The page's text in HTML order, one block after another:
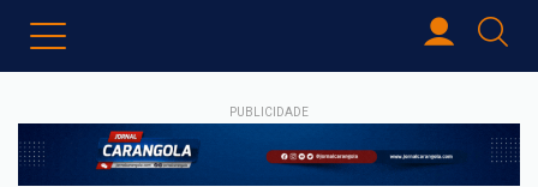
PUBLICIDADE